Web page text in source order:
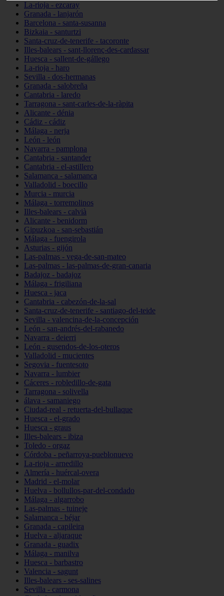
La-rioja - ezcaray
Granada - lanjarón
Barcelona - santa-susanna
Bizkaia - santurtzi
Santa-cruz-de-tenerife - tacoronte
Illes-balears - sant-llorenç-des-cardassar
Huesca - sallent-de-gállego
La-rioja - haro
Sevilla - dos-hermanas
Granada - salobreña
Cantabria - laredo
Tarragona - sant-carles-de-la-ràpita
Alicante - dénia
Cádiz - cádiz
Málaga - nerja
León - león
Navarra - pamplona
Cantabria - santander
Cantabria - el-astillero
Salamanca - salamanca
Valladolid - boecillo
Murcia - murcia
Málaga - torremolinos
Illes-balears - calvià
Alicante - benidorm
Gipuzkoa - san-sebastián
Málaga - fuengirola
Asturias - gijón
Las-palmas - vega-de-san-mateo
Las-palmas - las-palmas-de-gran-canaria
Badajoz - badajoz
Málaga - frigiliana
Huesca - jaca
Cantabria - cabezón-de-la-sal
Santa-cruz-de-tenerife - santiago-del-teide
Sevilla - valencina-de-la-concepción
León - san-andrés-del-rabanedo
Navarra - deierri
León - gusendos-de-los-oteros
Valladolid - mucientes
Segovia - fuentesoto
Navarra - lumbier
Cáceres - robledillo-de-gata
Tarragona - solivella
álava - samaniego
Ciudad-real - retuerta-del-bullaque
Huesca - el-grado
Huesca - graus
Illes-balears - ibiza
Toledo - orgaz
Córdoba - peñarroya-pueblonuevo
La-rioja - arnedillo
Almería - huércal-overa
Madrid - el-molar
Huelva - bollullos-par-del-condado
Málaga - algarrobo
Las-palmas - tuineje
Salamanca - béjar
Granada - capileira
Huelva - aljaraque
Granada - guadix
Málaga - manilva
Huesca - barbastro
Valencia - sagunt
Illes-balears - ses-salines
Sevilla - carmona